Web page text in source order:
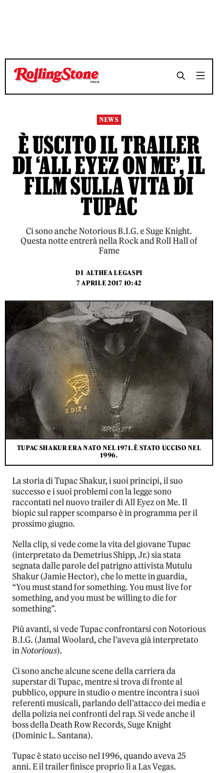
TEMPO DI LETTURA 3 MINUTI SHARE
TEMPO DI LETTURA 3 MINUTI SHARE
NEWS
È USCITO IL TRAILER
DI ‘ALL EYEZ ON ME’, IL
FILM SULLA VITA DI
TUPAC
Ci sono anche Notorious B.I.G. e Suge Knight.
Questa notte entrerà nella Rock and Roll Hall of
Fame
DI ALTHEA LEGASPI
7 APRILE 2017 10:42
TUPAC SHAKUR ERA NATO NEL 1971. È STATO UCCISO NEL
1996.
La storia di Tupac Shakur, i suoi principi, il suo
successo e i suoi problemi con la legge sono
raccontati nel nuovo trailer di All Eyez on Me. Il
biopic sul rapper scomparso è in programma per il
prossimo giugno.
Nella clip, si vede come la vita del giovane Tupac
(interpretato da Demetrius Shipp, Jr.) sia stata
segnata dalle parole del patrigno attivista Mutulu
Shakur (Jamie Hector), che lo mette in guardia,
“You must stand for something. You must live for
something, and you must be willing to die for
something”.
Più avanti, si vede Tupac confrontarsi con Notorious
B.I.G. (Jamal Woolard, che l’aveva già interpretato
inNotorious).
Ci sono anche alcune scene della carriera da
superstar di Tupac, mentre si trova di fronte al
pubblico, oppure in studio o mentre incontra i suoi
referenti musicali, parlando dell’attacco dei media e
della polizia nei confronti del rap. Si vede anche il
boss della Death Row Records, Suge Knight
(Dominic L. Santana).
Tupac è stato ucciso nel 1996, quando aveva 25
anni. E il trailer finisce proprio lì a Las Vegas.